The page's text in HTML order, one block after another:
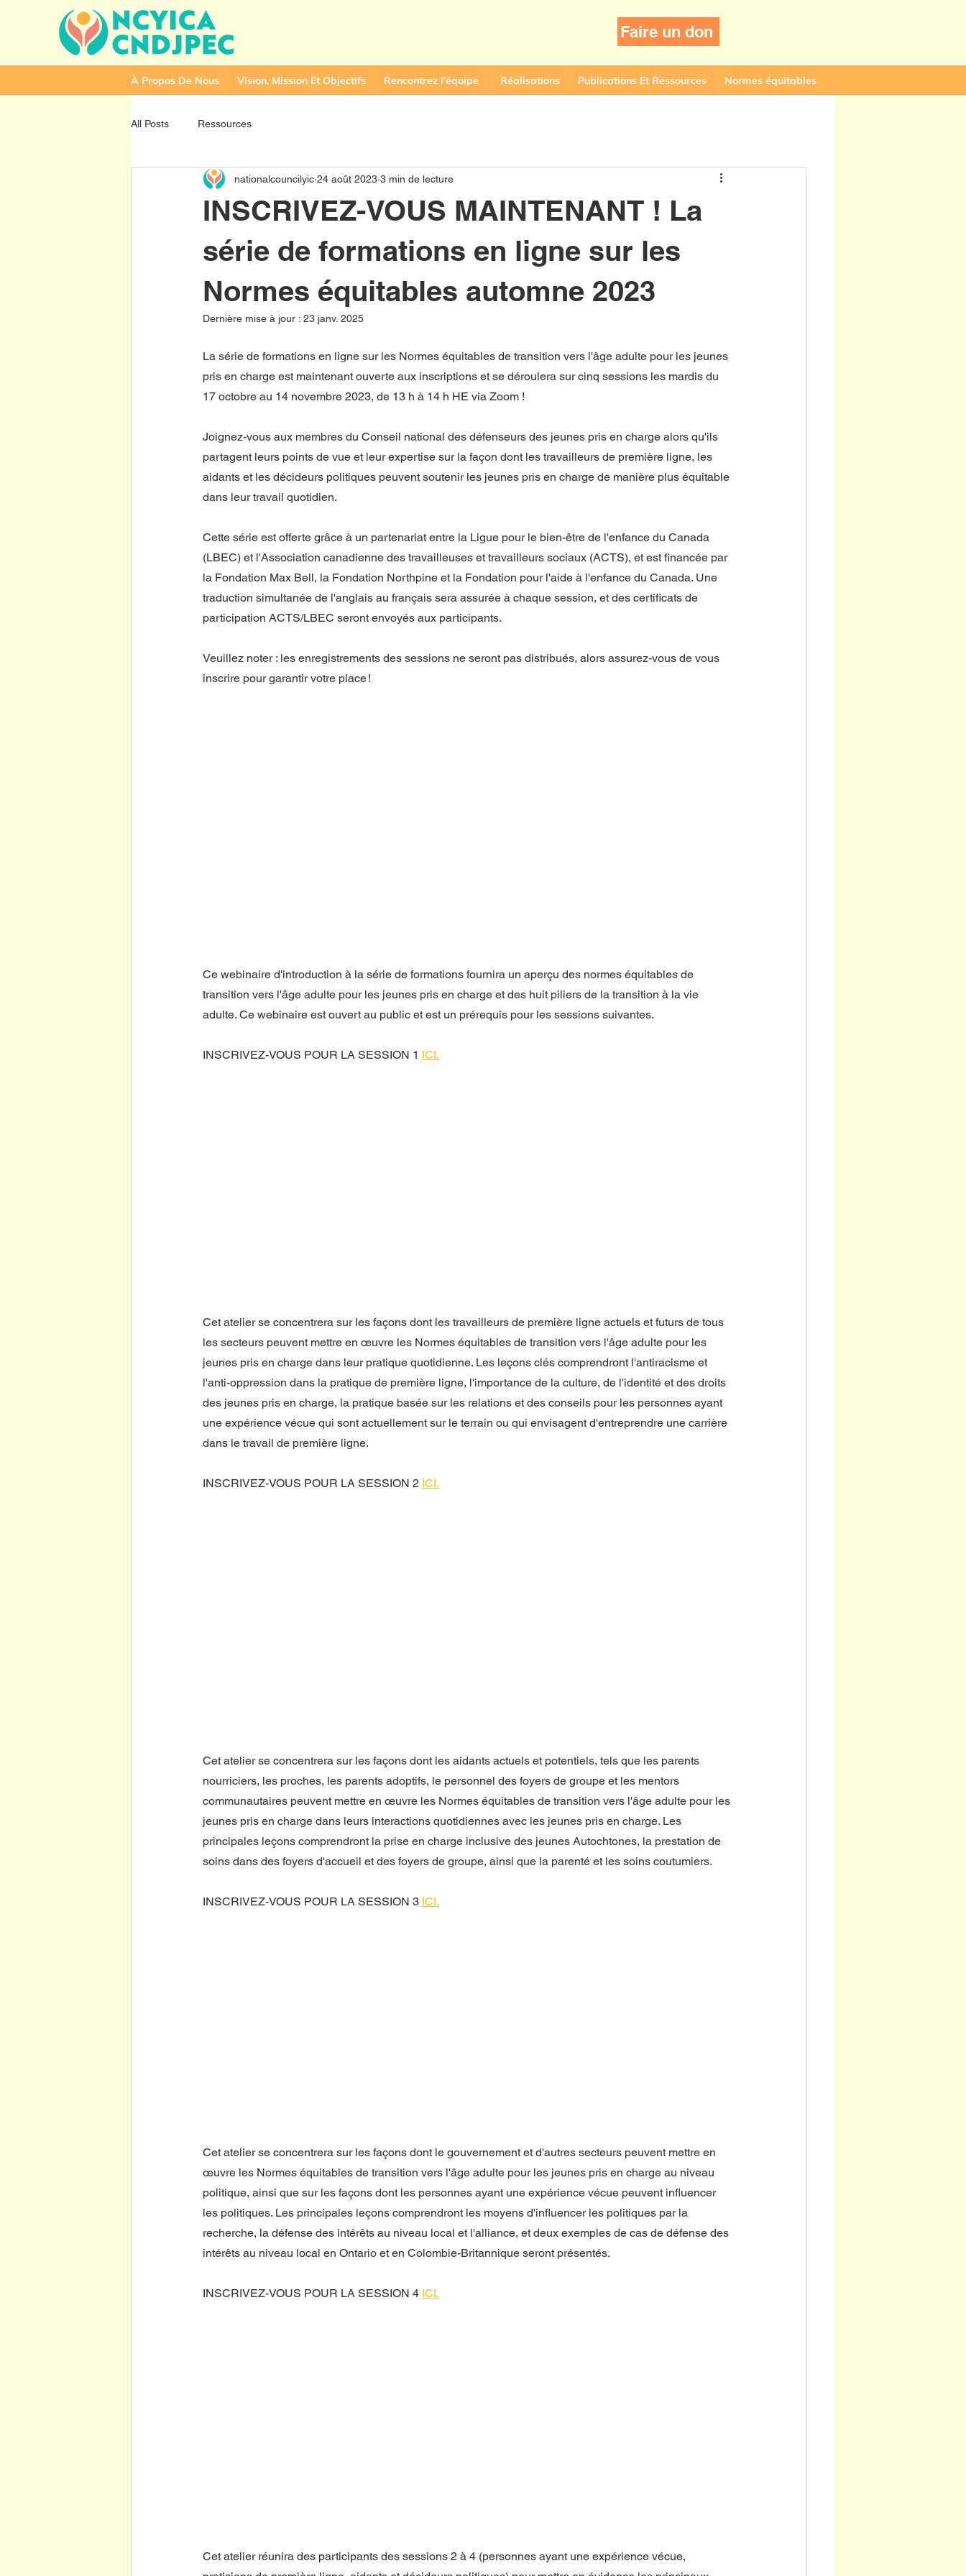
Faire un don
À Propos De Nous Vision, Mission Et Objectifs Rencontrez l’équipe Réalisations Publications Et Ressources Normes équitables
All Posts Ressources
INSCRIVEZ-VOUS MAINTENANT ! La
série de formations en ligne sur les
Normes équitables automne 2023
nationalcouncilyic 24 août 2023 3 min de lecture
Dernière mise à jour : 23 janv. 2025
La série de formations en ligne sur les Normes équitables de transition vers l'âge adulte pour les jeunes
pris en charge est maintenant ouverte aux inscriptions et se déroulera sur cinq sessions les mardis du
17 octobre au 14 novembre 2023, de 13 h à 14 h HE via Zoom !
Joignez-vous aux membres du Conseil national des défenseurs des jeunes pris en charge alors qu'ils
partagent leurs points de vue et leur expertise sur la façon dont les travailleurs de première ligne, les
aidants et les décideurs politiques peuvent soutenir les jeunes pris en charge de manière plus équitable
dans leur travail quotidien.
Cette série est offerte grâce à un partenariat entre la Ligue pour le bien-être de l'enfance du Canada
(LBEC) et l'Association canadienne des travailleuses et travailleurs sociaux (ACTS), et est financée par
la Fondation Max Bell, la Fondation Northpine et la Fondation pour l'aide à l'enfance du Canada. Une
traduction simultanée de l'anglais au français sera assurée à chaque session, et des certificats de
participation ACTS/LBEC seront envoyés aux participants.
Veuillez noter : les enregistrements des sessions ne seront pas distribués, alors assurez-vous de vous
inscrire pour garantir votre place !
Ce webinaire d'introduction à la série de formations fournira un aperçu des normes équitables de
transition vers l'âge adulte pour les jeunes pris en charge et des huit piliers de la transition à la vie
adulte. Ce webinaire est ouvert au public et est un prérequis pour les sessions suivantes.
INSCRIVEZ-VOUS POUR LA SESSION 1 ICI.
Cet atelier se concentrera sur les façons dont les travailleurs de première ligne actuels et futurs de tous
les secteurs peuvent mettre en œuvre les Normes équitables de transition vers l'âge adulte pour les
jeunes pris en charge dans leur pratique quotidienne. Les leçons clés comprendront l'antiracisme et
l'anti-oppression dans la pratique de première ligne, l'importance de la culture, de l'identité et des droits
des jeunes pris en charge, la pratique basée sur les relations et des conseils pour les personnes ayant
une expérience vécue qui sont actuellement sur le terrain ou qui envisagent d'entreprendre une carrière
dans le travail de première ligne.
INSCRIVEZ-VOUS POUR LA SESSION 2 ICI.
Cet atelier se concentrera sur les façons dont les aidants actuels et potentiels, tels que les parents
nourriciers, les proches, les parents adoptifs, le personnel des foyers de groupe et les mentors
communautaires peuvent mettre en œuvre les Normes équitables de transition vers l'âge adulte pour les
jeunes pris en charge dans leurs interactions quotidiennes avec les jeunes pris en charge. Les
principales leçons comprendront la prise en charge inclusive des jeunes Autochtones, la prestation de
soins dans des foyers d'accueil et des foyers de groupe, ainsi que la parenté et les soins coutumiers.
INSCRIVEZ-VOUS POUR LA SESSION 3 ICI.
Cet atelier se concentrera sur les façons dont le gouvernement et d'autres secteurs peuvent mettre en
œuvre les Normes équitables de transition vers l'âge adulte pour les jeunes pris en charge au niveau
politique, ainsi que sur les façons dont les personnes ayant une expérience vécue peuvent influencer
les politiques. Les principales leçons comprendront les moyens d'influencer les politiques par la
recherche, la défense des intérêts au niveau local et l'alliance, et deux exemples de cas de défense des
intérêts au niveau local en Ontario et en Colombie-Britannique seront présentés.
INSCRIVEZ-VOUS POUR LA SESSION 4 ICI.
Cet atelier réunira des participants des sessions 2 à 4 (personnes ayant une expérience vécue,